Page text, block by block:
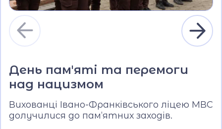
День пам'яті та перемоги
над нацизмом
Вихованці Івано-Франківського ліцею МВС
долучилися до пам’ятних заходів.